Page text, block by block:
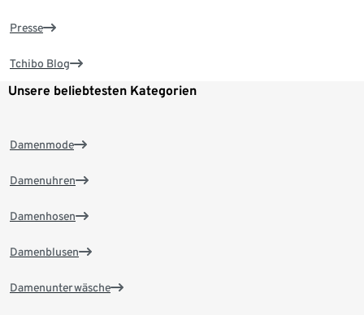
Presse
Tchibo Blog
Unsere beliebtesten Kategorien
Damenmode
Damenuhren
Damenhosen
Damenblusen
Damenunterwäsche